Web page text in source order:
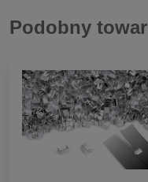
Podobny towar